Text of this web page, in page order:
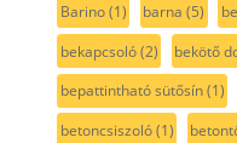
Barino(1) barna (5)
bekapcsoló(2) bekötő
bepattintható sütősín(1)
betoncsiszoló(1)